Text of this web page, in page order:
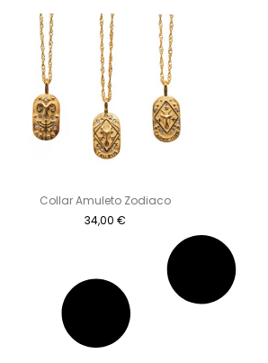
Collar Amuleto Zodiaco
34,00 €